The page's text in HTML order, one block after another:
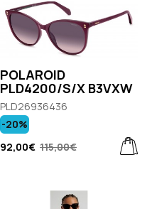
POLAROID
PLD4200/S/X B3VXW
PLD26936436
92,00€ 115,00€
-20%